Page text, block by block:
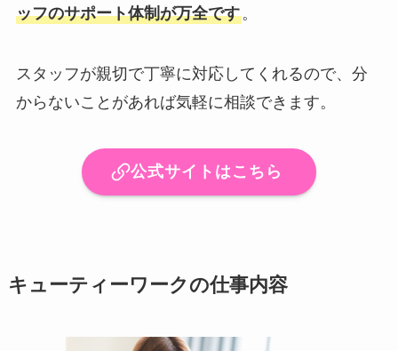
ッフのサポート体制が万全です。
スタッフが親切で丁寧に対応してくれるので、分
からないことがあれば気軽に相談できます。
公式サイトはこちら
キューティーワークの仕事内容